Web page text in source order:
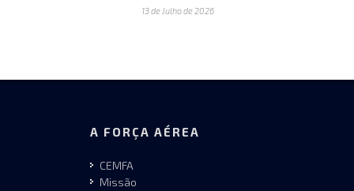
13 de Julho de 2026
A FORÇA AÉREA
CEMFA
Missão